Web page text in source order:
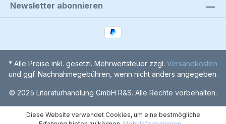
Newsletter abonnieren
* Alle Preise inkl. gesetzl. Mehrwertsteuer zzgl. Versandkosten
und ggf. Nachnahmegebühren, wenn nicht anders angegeben.
© 2025 Literaturhandlung GmbH R&S. Alle Rechte vorbehalten.
Diese Website verwendet Cookies, um eine bestmögliche